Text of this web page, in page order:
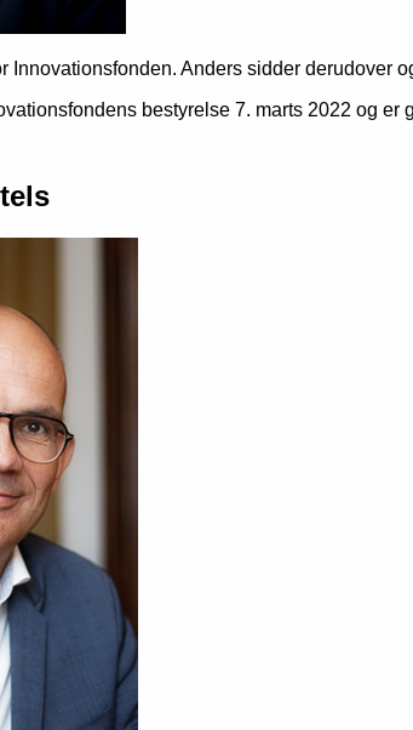
Innovationsfonden. Anders sidder derudover
bestyrelse 7. marts 2022 og er